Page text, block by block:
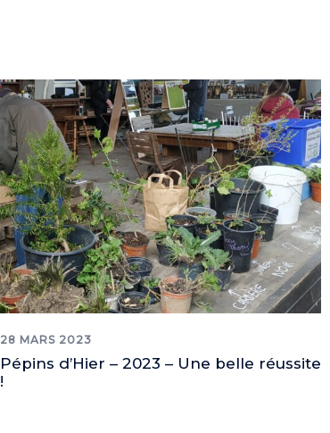
28 MARS 2023
Pépins d’Hier – 2023 – Une belle réussite
!